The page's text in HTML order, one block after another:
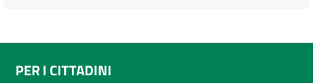
PER I CITTADINI